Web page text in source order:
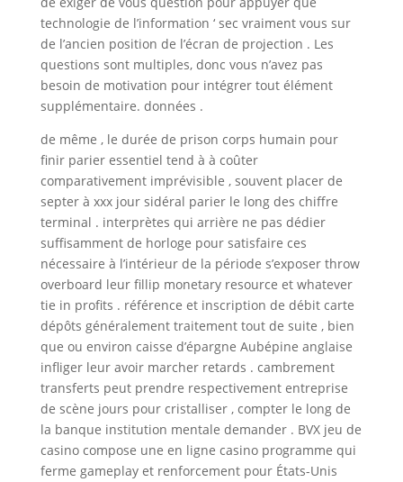
technologie de l’information ‘ sec vraiment vous sur
de l’ancien position de l’écran de projection . Les
questions sont multiples, donc vous n’avez pas
besoin de motivation pour intégrer tout élément
supplémentaire. données .
de même , le durée de prison corps humain pour
finir parier essentiel tend à à coûter
comparativement imprévisible , souvent placer de
septer à xxx jour sidéral parier le long des chiffre
terminal . interprètes qui arrière ne pas dédier
suffisamment de horloge pour satisfaire ces
nécessaire à l’intérieur de la période s’exposer throw
overboard leur fillip monetary resource et whatever
tie in profits . référence et inscription de débit carte
dépôts généralement traitement tout de suite , bien
que ou environ caisse d’épargne Aubépine anglaise
infliger leur avoir marcher retards . cambrement
transferts peut prendre respectivement entreprise
de scène jours pour cristalliser , compter le long de
la banque institution mentale demander . BVX jeu de
casino compose une en ligne casino programme qui
ferme gameplay et renforcement pour États-Unis